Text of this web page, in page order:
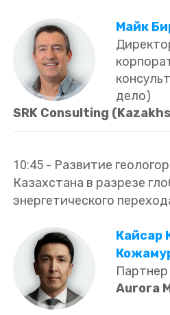
Майк
дело)
SRK Consulting
10:45 - Развитие
Казахстана в разрезе
энергетического
Кайсар
Партнер
Aurora